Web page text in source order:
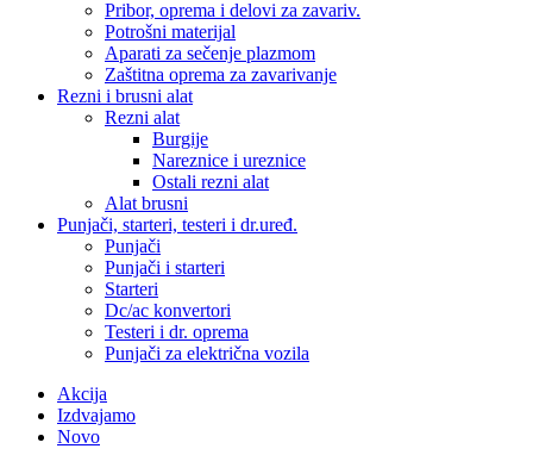
Pribor, oprema i delovi za zavariv.
Potrošni materijal
Aparati za sečenje plazmom
Zaštitna oprema za zavarivanje
Rezni i brusni alat
Rezni alat
Burgije
Nareznice i ureznice
Ostali rezni alat
Alat brusni
Punjači, starteri, testeri i dr.uređ.
Punjači
Punjači i starteri
Starteri
Dc/ac konvertori
Testeri i dr. oprema
Punjači za električna vozila
Akcija
Izdvajamo
Novo